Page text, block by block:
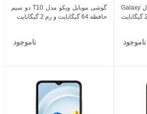
گوشی موبایل سامسونگ مدل Galaxy
A55 5G دو سیم حافظه 256 گیگابایت
ناموجود
گوشی موبایل ویکو مدل T10 دو سیم
حافظه 64 گیگابایت و رم 2 گیگابایت
ناموجود